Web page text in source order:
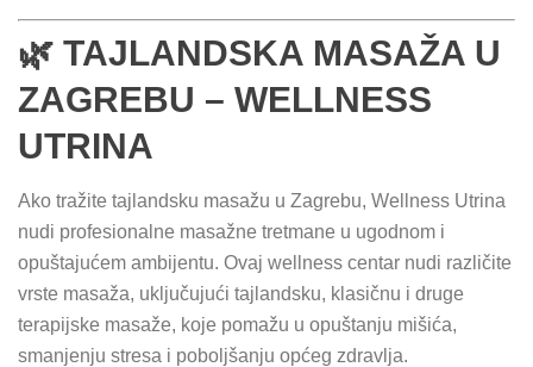
🌿 TAJLANDSKA MASAŽA U
ZAGREBU – WELLNESS
UTRINA
Ako tražite tajlandsku masažu u Zagrebu, Wellness Utrina
nudi profesionalne masažne tretmane u ugodnom i
opuštajućem ambijentu. Ovaj wellness centar nudi različite
vrste masaža, uključujući tajlandsku, klasičnu i druge
terapijske masaže, koje pomažu u opuštanju mišića,
smanjenju stresa i poboljšanju općeg zdravlja.